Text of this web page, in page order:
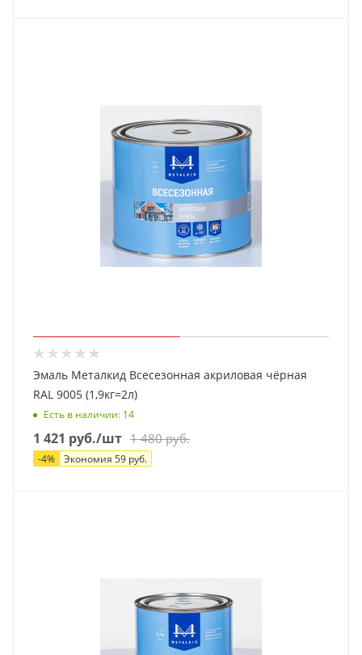
Эмаль Металкид Всесезонная акриловая чёрная
RAL 9005 (1,9кг=2л)
Есть в наличии: 14
1 421 руб./шт 1 480руб.
-4% Экономия 59 руб.